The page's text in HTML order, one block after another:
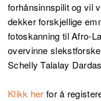
forhånsinnspilit og vil
dekker forskjellige
fotoskanning til Afro-
overvinne
Schelly Talalay
Klikk her for å